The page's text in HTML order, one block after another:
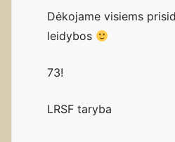
Dėkojame visiems
leidybos
73!
LRSF taryba